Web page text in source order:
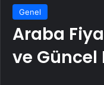
Genel
Araba
ve Güncel